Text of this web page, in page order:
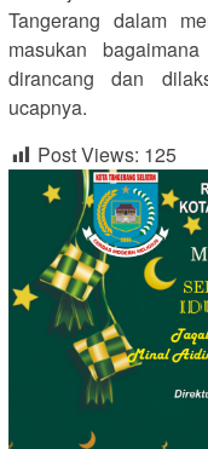
Tangerang dalam
masukan
dirancang dan
ucapnya.
Post Views: 125